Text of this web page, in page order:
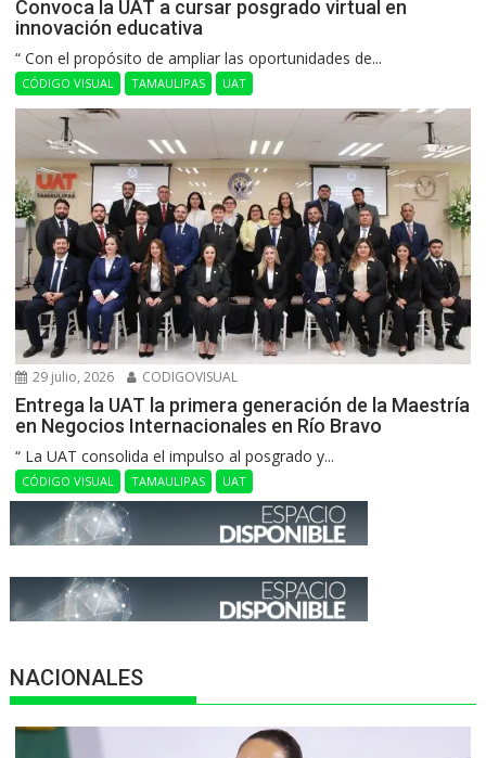
Convoca la UAT a cursar posgrado virtual en
innovación educativa
“ Con el propósito de ampliar las oportunidades de...
CÓDIGO VISUAL TAMAULIPAS UAT
29 julio, 2026 CODIGOVISUAL
Entrega la UAT la primera generación de la Maestría
en Negocios Internacionales en Río Bravo
“ La UAT consolida el impulso al posgrado y...
CÓDIGO VISUAL TAMAULIPAS UAT
NACIONALES